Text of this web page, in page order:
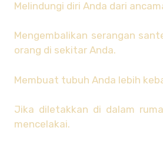
Melindungi diri Anda dari
Mengembalikan serangan
orang di sekitar Anda.
Membuat tubuh Anda lebih
Jika diletakkan di dalam
mencelakai.